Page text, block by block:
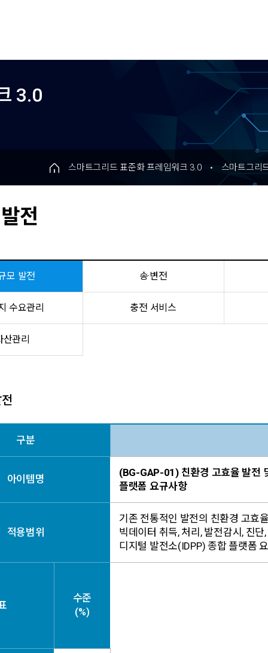
3.0
스마트그리드 표준화 프레임워크 3.0 스마트그리
전
모 발전 송·변전
수요관리 충전 서비스
산관리
구분
아이템명
(BG-GAP-01) 친환경 고효율 발전
플랫폼 요규사항
적용범위
기존 전통적인 발전의 친환경 고효
빅데이터 취득, 처리, 발전감시, 진
디지털 발전소(IDPP) 종합 플랫폼
수준
(%)